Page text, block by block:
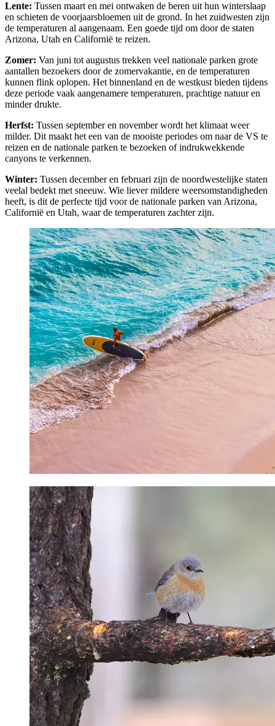
Lente: Tussen maart en mei ontwaken de beren uit hun winterslaap
en schieten de voorjaarsbloemen uit de grond. In het zuidwesten zijn
de temperaturen al aangenaam. Een goede tijd om door de staten
Arizona, Utah en Californië te reizen.
Zomer: Van juni tot augustus trekken veel nationale parken grote
aantallen bezoekers door de zomervakantie, en de temperaturen
kunnen flink oplopen. Het binnenland en de westkust bieden tijdens
deze periode vaak aangenamere temperaturen, prachtige natuur en
minder drukte.
Herfst: Tussen september en november wordt het klimaat weer
milder. Dit maakt het een van de mooiste periodes om naar de VS te
reizen en de nationale parken te bezoeken of indrukwekkende
canyons te verkennen.
Winter: Tussen december en februari zijn de noordwestelijke staten
veelal bedekt met sneeuw. Wie liever mildere weersomstandigheden
heeft, is dit de perfecte tijd voor de nationale parken van Arizona,
Californië en Utah, waar de temperaturen zachter zijn.